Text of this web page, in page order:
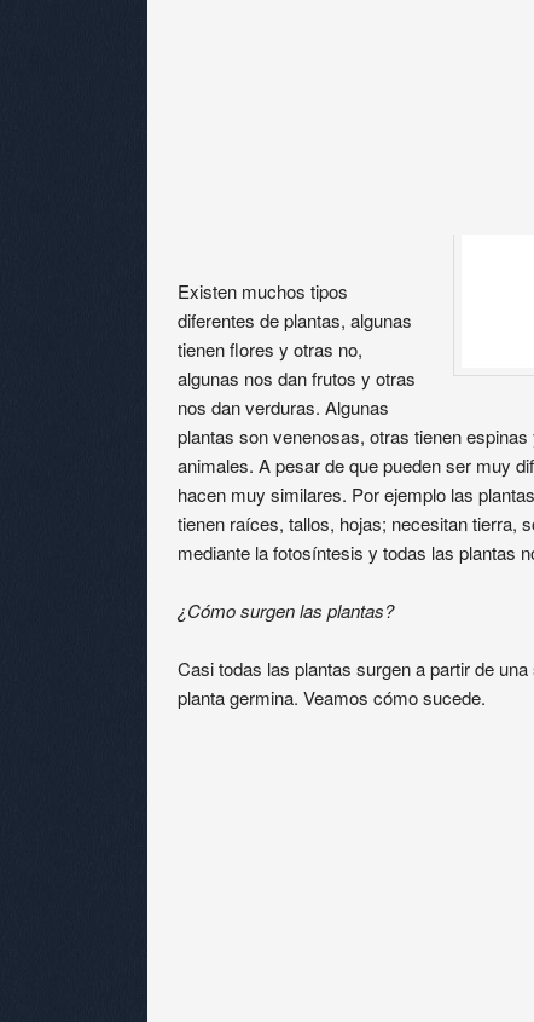
Existen muchos tipos
diferentes de plantas, algunas
tienen flores y otras no,
algunas nos dan frutos y otras
nos dan verduras. Algunas
plantas son venenosas, otras tienen
animales. A pesar de que pueden ser muy
hacen muy similares. Por ejemplo las
tienen raíces, tallos, hojas; necesitan tierra,
mediante la fotosíntesis y todas las plantas
¿Cómo surgen las plantas?
Casi todas las plantas surgen a partir de
planta germina. Veamos cómo sucede.